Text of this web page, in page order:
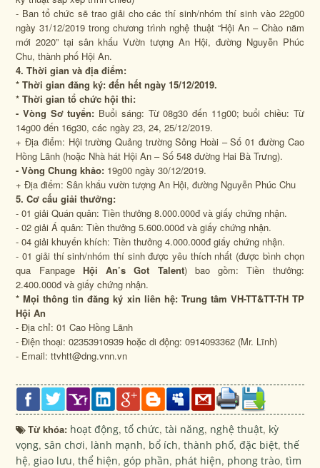
- Ban tổ chức sẽ trao giải cho các thí sinh/nhóm thí sinh vào 22g00
ngày 31/12/2019 trong chương trình nghệ thuật “Hội An – Chào năm
mới 2020” tại sân khấu Vườn tượng An Hội, đường Nguyễn Phúc
Chu, thành phố Hội An.
4. Thời gian và địa điểm:
* Thời gian đăng ký:đến hết ngày 15/12/2019.
* Thời gian tổ chức hội thi:
- Vòng Sơ tuyển: Buổi sáng: Từ 08g30 đến 11g00; buổi chiều: Từ
14g00 đến 16g30, các ngày 23, 24, 25/12/2019.
+ Địa điểm: Hội trường Quảng trường Sông Hoài – Số 01 đường Cao
Hồng Lãnh (hoặc Nhà hát Hội An – Số 548 đường Hai Bà Trưng).
- Vòng Chung khảo: 19g00 ngày 30/12/2019.
+ Địa điểm: Sân khấu vườn tượng An Hội, đường Nguyễn Phúc Chu
5. Cơ cấu giải thưởng:
- 01 giải Quán quân: Tiền thưởng 8.000.000đ và giấy chứng nhận.
- 02 giải Á quân: Tiền thưởng 5.600.000đ và giấy chứng nhận.
- 04 giải khuyến khích: Tiền thưởng 4.000.000đ giấy chứng nhận.
- 01 giải thí sinh/nhóm thí sinh được yêu thích nhất (được bình chọn
qua Fanpage Hội An’s Got Talent) bao gồm: Tiền thưởng:
2.400.000đ và giấy chứng nhận.
* Mọi thông tin đăng ký xin liên hệ: Trung tâm VH-TT&TT-TH TP
Hội An
- Địa chỉ: 01 Cao Hồng Lãnh
- Điện thoại: 02353910939 hoặc di động: 0914093362 (Mr. Lĩnh)
- Email: ttvhtt@dng.vnn.vn
Từ khóa: hoạt động,tổ chức,tài năng, nghệ thuật, kỳ
vọng,sân chơi, lành mạnh, bổ ích,thành phố,đặc biệt,thế
hệ,giao lưu,thể hiện,góp phần, phát hiện, phong trào,tìm